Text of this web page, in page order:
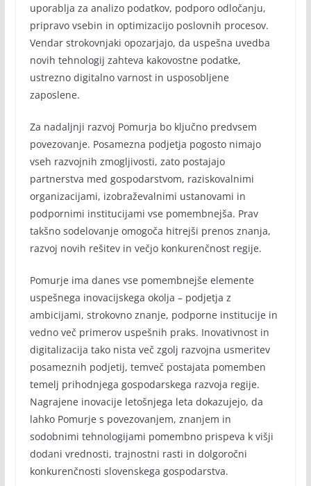
uporablja za analizo podatkov, podporo odločanju,
pripravo vsebin in optimizacijo poslovnih procesov.
Vendar strokovnjaki opozarjajo, da uspešna uvedba
novih tehnologij zahteva kakovostne podatke,
ustrezno digitalno varnost in usposobljene
zaposlene.
Za nadaljnji razvoj Pomurja bo ključno predvsem
povezovanje. Posamezna podjetja pogosto nimajo
vseh razvojnih zmogljivosti, zato postajajo
partnerstva med gospodarstvom, raziskovalnimi
organizacijami, izobraževalnimi ustanovami in
podpornimi institucijami vse pomembnejša. Prav
takšno sodelovanje omogoča hitrejši prenos znanja,
razvoj novih rešitev in večjo konkurenčnost regije.
Pomurje ima danes vse pomembnejše elemente
uspešnega inovacijskega okolja – podjetja z
ambicijami, strokovno znanje, podporne institucije in
vedno več primerov uspešnih praks. Inovativnost in
digitalizacija tako nista več zgolj razvojna usmeritev
posameznih podjetij, temveč postajata pomemben
temelj prihodnjega gospodarskega razvoja regije.
Nagrajene inovacije letošnjega leta dokazujejo, da
lahko Pomurje s povezovanjem, znanjem in
sodobnimi tehnologijami pomembno prispeva k višji
dodani vrednosti, trajnostni rasti in dolgoročni
konkurenčnosti slovenskega gospodarstva.